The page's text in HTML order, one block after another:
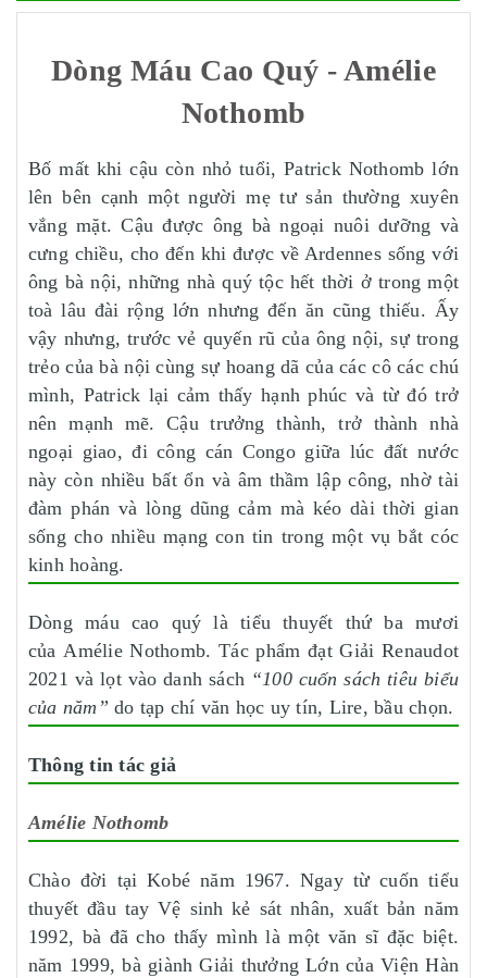
Dòng Máu Cao Quý - Amélie
Nothomb
Bố mất khi cậu còn nhỏ tuổi, Patrick Nothomb lớn
lên bên cạnh một người mẹ tư sản thường xuyên
vắng mặt. Cậu được ông bà ngoại nuôi dưỡng và
cưng chiều, cho đến khi được về Ardennes sống với
ông bà nội, những nhà quý tộc hết thời ở trong một
toà lâu đài rộng lớn nhưng đến ăn cũng thiếu. Ấy
vậy nhưng, trước vẻ quyến rũ của ông nội, sự trong
trẻo của bà nội cùng sự hoang dã của các cô các chú
mình, Patrick lại cảm thấy hạnh phúc và từ đó trở
nên mạnh mẽ. Cậu trưởng thành, trở thành nhà
ngoại giao, đi công cán Congo giữa lúc đất nước
này còn nhiều bất ổn và âm thầm lập công, nhờ tài
đàm phán và lòng dũng cảm mà kéo dài thời gian
sống cho nhiều mạng con tin trong một vụ bắt cóc
kinh hoàng.
Dòng máu cao quý là tiểu thuyết thứ ba mươi
của Amélie Nothomb. Tác phẩm đạt Giải Renaudot
2021 và lọt vào danh sách “100 cuốn sách tiêu biểu
của năm” do tạp chí văn học uy tín, Lire, bầu chọn.
Thông tin tác giả
Amélie Nothomb
Chào đời tại Kobé năm 1967. Ngay từ cuốn tiểu
thuyết đầu tay Vệ sinh kẻ sát nhân, xuất bản năm
1992, bà đã cho thấy mình là một văn sĩ đặc biệt.
năm 1999, bà giành Giải thưởng Lớn của Viện Hàn